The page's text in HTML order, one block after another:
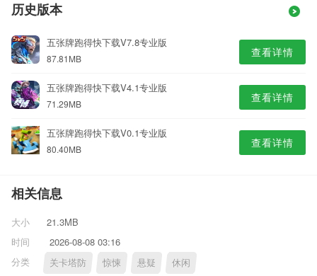
历史版本
五张牌跑得快下载V7.8专业版
87.81MB 查看详情
五张牌跑得快下载V4.1专业版
71.29MB 查看详情
五张牌跑得快下载V0.1专业版
80.40MB 查看详情
相关信息
大小
21.3MB
时间
2026-08-08 03:16
分类
关卡塔防 惊悚 悬疑 休闲